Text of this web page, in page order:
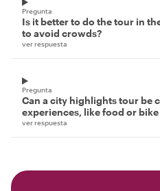
Pregunta
Is it better to do the tour in
to avoid crowds?
ver respuesta
Pregunta
Can a city highlights tour be
experiences, like food or
ver respuesta